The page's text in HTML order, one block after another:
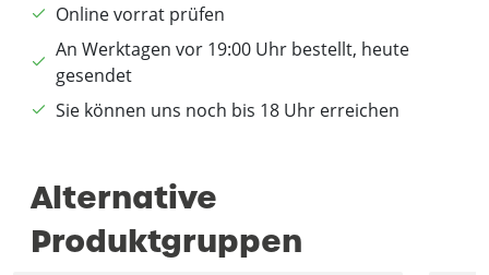
Online vorrat prüfen
An Werktagen vor 19:00 Uhr bestellt, heute
gesendet
Sie können uns noch bis 18 Uhr erreichen
Alternative
Produktgruppen